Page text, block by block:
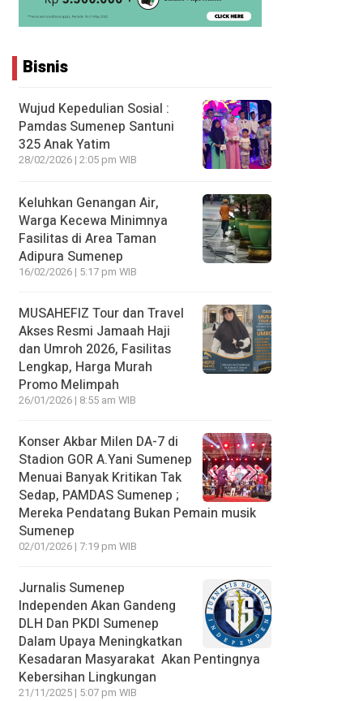
Bisnis
Wujud Kepedulian Sosial :
Pamdas Sumenep Santuni
325 Anak Yatim
28/02/2026 | 2:05 pm WIB
Keluhkan Genangan Air,
Warga Kecewa Minimnya
Fasilitas di Area Taman
Adipura Sumenep
16/02/2026 | 5:17 pm WIB
MUSAHEFIZ Tour dan Travel
Akses Resmi Jamaah Haji
dan Umroh 2026, Fasilitas
Lengkap, Harga Murah
Promo Melimpah
26/01/2026 | 8:55 am WIB
Konser Akbar Milen DA-7 di
Stadion GOR A.Yani Sumenep
Menuai Banyak Kritikan Tak
Sedap, PAMDAS Sumenep ;
Mereka Pendatang Bukan Pemain musik
Sumenep
02/01/2026 | 7:19 pm WIB
Jurnalis Sumenep
Independen Akan Gandeng
DLH Dan PKDI Sumenep
Dalam Upaya Meningkatkan
Kesadaran Masyarakat Akan Pentingnya
Kebersihan Lingkungan
21/11/2025 | 5:07 pm WIB